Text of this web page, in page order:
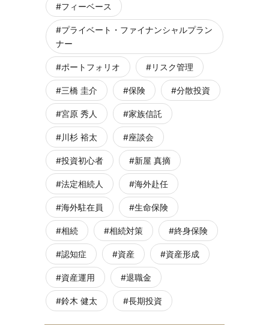
フィーベース
プライベート・ファイナンシャルプラン
ナー
ポートフォリオ リスク管理
三橋 圭介 保険 分散投資
宮原 秀人 家族信託
川杉 裕太 座談会
投資初心者 新屋 真摘
法定相続人 海外赴任
海外駐在員 生命保険
相続 相続対策 終身保険
認知症 資産 資産形成
資産運用 退職金
鈴木 健太 長期投資